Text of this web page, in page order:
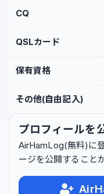
CQ
QSLカード
保有資格
その他(自由記入)
プロフィールを
AirHamLog(無料)に
ージを公開すること